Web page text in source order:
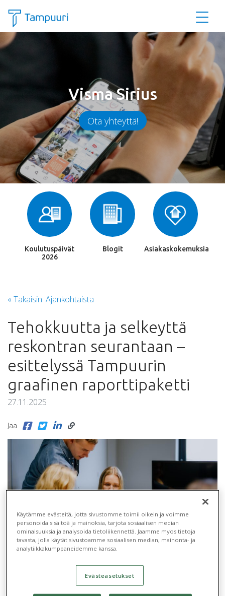
Visma Sirius
Ota yhteyttä!
Koulutuspäivät
2026
Blogit Asiakaskokemuksia
« Takaisin: Ajankohtaista
Tehokkuutta ja selkeyttä
reskontran seurantaan –
esittelyssä Tampuurin
graafinen raporttipaketti
27.11.2025
Jaa
Reskontran hallinta on yksi
kiinteistöliiketoiminnan kriittisimmistä osa-
Käytämme evästeitä, jotta sivustomme toimii oikein ja voimme
personoida sisältöä ja mainoksia, tarjota sosiaalisen median
ominaisuuksia ja analysoida tietoliikennettä. Jaamme myös tietoja
tavasta, jolla käytät sivustoamme sosiaalisen median, mainonta- ja
analytiikkakumppaneidemme kanssa.
Evästeasetukset